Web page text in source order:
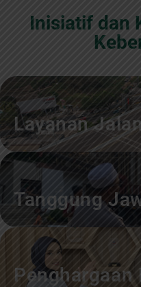
Inisiatif dan
Layanan
Tanggung
Penghargaan